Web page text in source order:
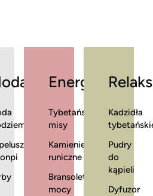
Energia
Tybetańskie
misy
Kamienie
runiczne
Bransoletki
mocy
Relaks
Kadzidła
Pudry
do
kąpieli
Dyfuzor